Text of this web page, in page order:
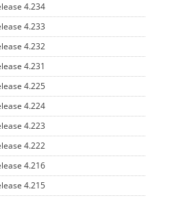
4.234
4.233
4.232
4.231
4.225
4.224
4.223
4.222
4.216
4.215